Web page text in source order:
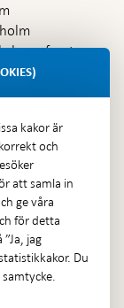
kakor är
och
att samla in
ge våra
för detta
jag
Du